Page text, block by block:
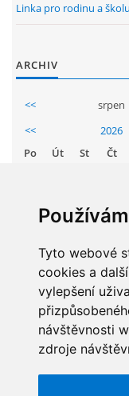
Tyto webové
cookies a
vylepšení
návštěvnosti
zdroje
Linka pro rodinu a
ARCHIV
<< srpen
<<
2026
Po
Út St Čt
11 12 13
18 19 20
25 26 27
STATISTIKY